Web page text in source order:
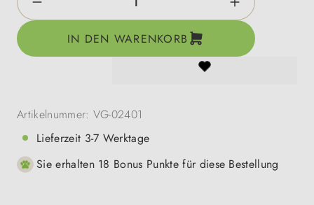
IN DEN WARENKORB
Artikelnummer: VG-02401
Lieferzeit 3-7 Werktage
Sie erhalten 18 Bonus Punkte für diese Bestellung